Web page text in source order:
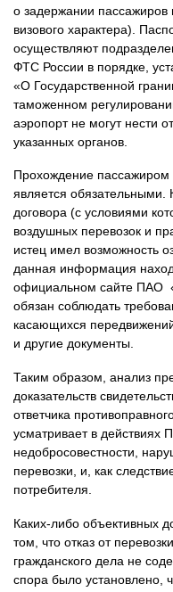
о задержании
визового характера).
осуществляют
ФТС России в порядке,
«О Государственной
таможенном
аэропорт не могут нести
указанных органов.
Прохождение пассажиром
является обязательными.
договора (с условиями
воздушных перевозок и
истец имел возможность
данная информация
официальном сайте ПАО
обязан соблюдать
касающихся
и другие документы.
Таким образом, анализ
доказательств
ответчика
усматривает в
недобросовестности,
перевозки, и, как
потребителя.
Каких-либо объективных
том, что отказ от
гражданского дела не
спора было установлено,